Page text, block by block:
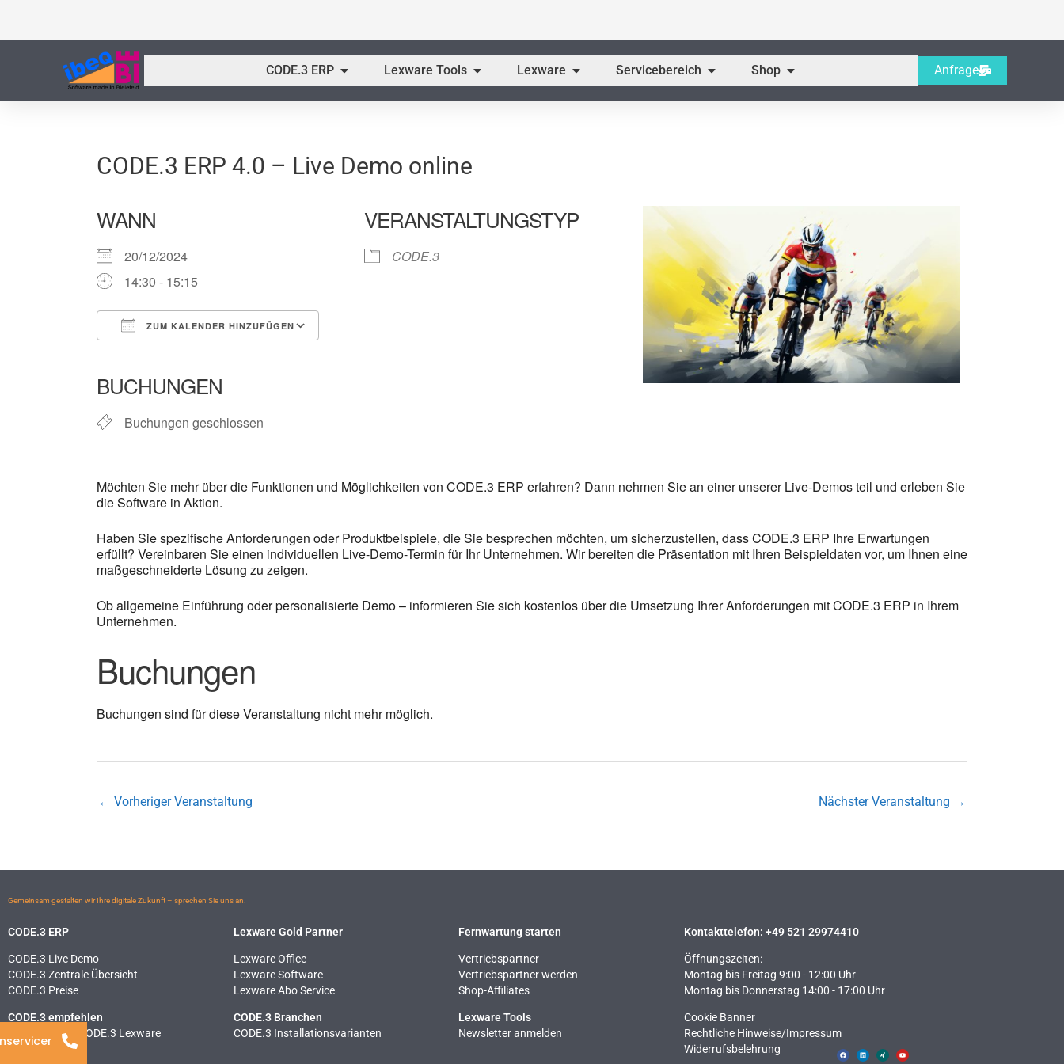
CODE.3 ERP Öffne CODE.3 ERP
Lexware Tools Öffne Lexware Tools
Lexware Öffne LexwareServicebereich Öffne Servicebereich
Shop Öffne Shop Anfrage
CODE.3 ERP 4.0 – Live Demo online
WANN
20/12/2024
14:30 - 15:15
ZUM KALENDER HINZUFÜGEN
Office 365
BUCHUNGEN
Buchungen geschlossen
VERANSTALTUNGSTYP
CODE.3
Möchten Sie mehr über die Funktionen und Möglichkeiten von CODE.3 ERP erfahren? Dann nehmen Sie an einer unserer Live-Demos teil und erleben Sie
die Software in Aktion.
Haben Sie spezifische Anforderungen oder Produktbeispiele, die Sie besprechen möchten, um sicherzustellen, dass CODE.3 ERP Ihre Erwartungen
erfüllt? Vereinbaren Sie einen individuellen Live-Demo-Termin für Ihr Unternehmen. Wir bereiten die Präsentation mit Ihren Beispieldaten vor, um Ihnen eine
maßgeschneiderte Lösung zu zeigen.
Ob allgemeine Einführung oder personalisierte Demo – informieren Sie sich kostenlos über die Umsetzung Ihrer Anforderungen mit CODE.3 ERP in Ihrem
Unternehmen.
Buchungen
Buchungen sind für diese Veranstaltung nicht mehr möglich.
← Vorheriger Veranstaltung Nächster Veranstaltung →
Gemeinsam gestalten wir Ihre digitale Zukunft – sprechen Sie uns an.
CODE.3 ERP
CODE.3 Live Demo
CODE.3 Zentrale Übersicht
CODE.3 Preise
CODE.3 empfehlen
ERP Vergleich CODE.3 Lexware
Lexware Gold Partner
Lexware Office
Lexware Software
Lexware Abo Service
CODE.3 Branchen
CODE.3 Installationsvarianten
Fernwartung starten
Vertriebspartner
Vertriebspartner werden
Shop-Affiliates
Lexware Tools
Newsletter anmelden
Kontakttelefon: +49 521 29974410
Öffnungszeiten:
Montag bis Freitag 9:00 - 12:00 Uhr
Montag bis Donnerstag 14:00 - 17:00 Uhr
Cookie Banner
Rechtliche Hinweise​/Impressum
Widerrufsbelehrung
a
c
i
n
i
n
o
u